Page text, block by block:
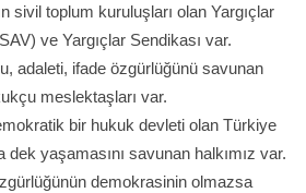
sivil toplum kuruluşları olan Yargıçlar
ve Yargıçlar Sendikası var.
adaleti, ifade özgürlüğünü savunan
meslektaşları var.
bir hukuk devleti olan Türkiye
yaşamasını savunan halkımız var.
demokrasinin olmazsa